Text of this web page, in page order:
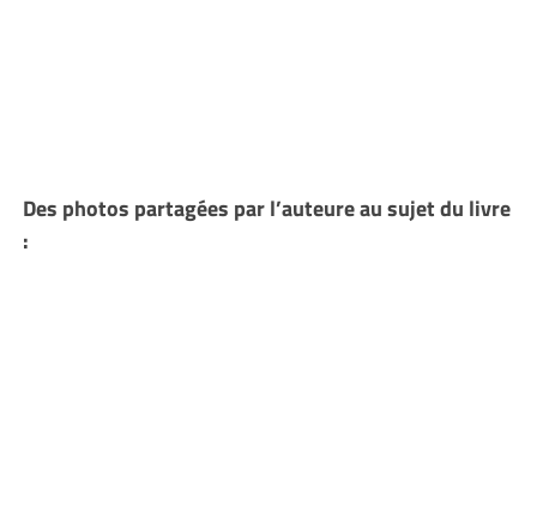
Des photos partagées par l’auteure au sujet du livre
: